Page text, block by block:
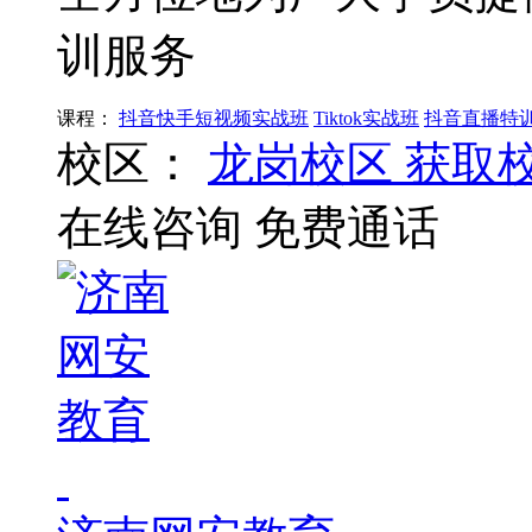
训服务
课程： 抖音快手短视频实战班 Tiktok实战班 抖音直播特
校区： 龙岗校区 获取
在线咨询 免费通话